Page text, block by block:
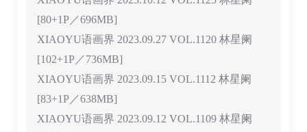
[80+1P／696MB]
XIAOYU语画界 2023.09.27 VOL.1120 林星阑
[102+1P／736MB]
XIAOYU语画界 2023.09.15 VOL.1112 林星阑
[83+1P／638MB]
XIAOYU语画界 2023.09.12 VOL.1109 林星阑